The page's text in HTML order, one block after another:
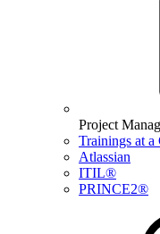
Project
Trainings at a
Atlassian
ITIL®
PRINCE2®